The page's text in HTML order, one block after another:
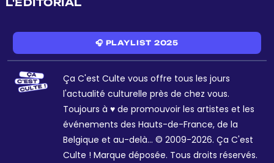
L'ÉDITORIAL
🎧 PLAYLIST 2025
Ça C'est Culte vous offre tous les jours
l'actualité culturelle près de chez vous.
Toujours à ♥ de promouvoir les artistes et les
événements des Hauts-de-France, de la
Belgique et au-delà... © 2009-2026. Ça C'est
Culte ! Marque déposée. Tous droits réservés.